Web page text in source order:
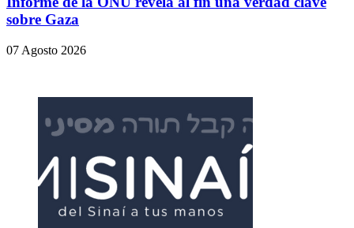
sobre Gaza
07 Agosto 2026